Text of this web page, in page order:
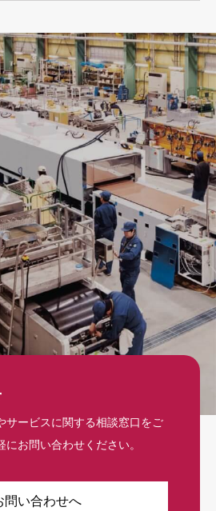
サービスに関する相談窓口をご
お問い合わせください。
問い合わせへ